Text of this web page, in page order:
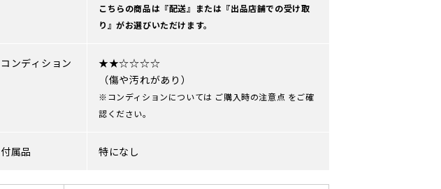
こちらの商品は『配送』または『出品店舗での受け取
り』がお選びいただけます。
コンディション
★★☆☆☆☆
（傷や汚れがあり）
※コンディションについては ご購入時の注意点 をご確
認ください。
付属品 特になし